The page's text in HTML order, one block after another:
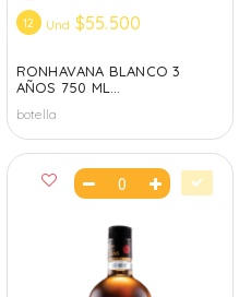
12 Und $55.500
RONHAVANA BLANCO 3
AÑOS 750 ML...
botella